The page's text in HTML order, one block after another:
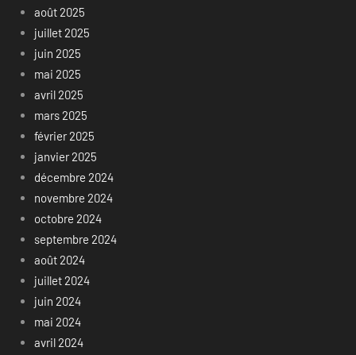
août 2025
juillet 2025
juin 2025
mai 2025
avril 2025
mars 2025
février 2025
janvier 2025
décembre 2024
novembre 2024
octobre 2024
septembre 2024
août 2024
juillet 2024
juin 2024
mai 2024
avril 2024